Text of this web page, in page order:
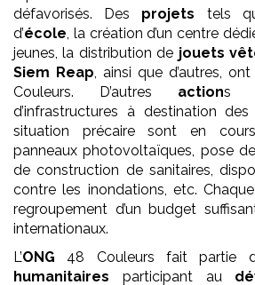
défavorisés. Des projets tels
d’école, la création d’un centre
jeunes, la distribution de jouets
Siem Reap, ainsi que d’autres,
Couleurs. D’autres actions
d’infrastructures à destination des
situation précaire sont en
panneaux photovoltaïques, pose
de construction de sanitaires,
contre les inondations, etc. Chaque
regroupement d’un budget
internationaux.
L’ONG 48 Couleurs fait partie
humanitaires participant au